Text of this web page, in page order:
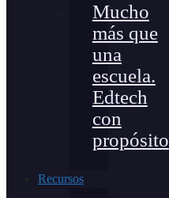
Mucho
más que
una
escuela.
Edtech
con
propósito
Recursos